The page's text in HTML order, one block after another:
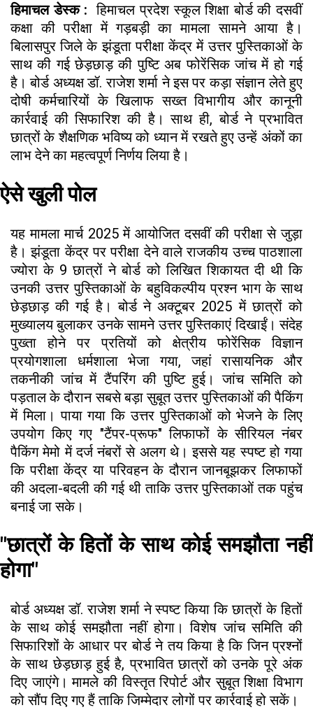
हिमाचल डेस्क : हिमाचल प्रदेश स्कूल शिक्षा बोर्ड की दसवीं
कक्षा की परीक्षा में गड़बड़ी का मामला सामने आया है।
बिलासपुर जिले के झंडूता परीक्षा केंद्र में उत्तर पुस्तिकाओं के
साथ की गई छेड़छाड़ की पुष्टि अब फोरेंसिक जांच में हो गई
है। बोर्ड अध्यक्ष डॉ. राजेश शर्मा ने इस पर कड़ा संज्ञान लेते हुए
दोषी कर्मचारियों के खिलाफ सख्त विभागीय और कानूनी
कार्रवाई की सिफारिश की है। साथ ही, बोर्ड ने प्रभावित
छात्रों के शैक्षणिक भविष्य को ध्यान में रखते हुए उन्हें अंकों का
लाभ देने का महत्वपूर्ण निर्णय लिया है।
ऐसे खुली पोल
यह मामला मार्च 2025 में आयोजित दसवीं की परीक्षा से जुड़ा
है। झंडूता केंद्र पर परीक्षा देने वाले राजकीय उच्च पाठशाला
ज्योरा के 9 छात्रों ने बोर्ड को लिखित शिकायत दी थी कि
उनकी उत्तर पुस्तिकाओं के बहुविकल्पीय प्रश्न भाग के साथ
छेड़छाड़ की गई है। बोर्ड ने अक्टूबर 2025 में छात्रों को
मुख्यालय बुलाकर उनके सामने उत्तर पुस्तिकाएं दिखाईं। संदेह
पुख्ता होने पर प्रतियों को क्षेत्रीय फोरेंसिक विज्ञान
प्रयोगशाला धर्मशाला भेजा गया, जहां रासायनिक और
तकनीकी जांच में टैंपरिंग की पुष्टि हुई। जांच समिति को
पड़ताल के दौरान सबसे बड़ा सुबूत उत्तर पुस्तिकाओं की पैकिंग
में मिला। पाया गया कि उत्तर पुस्तिकाओं को भेजने के लिए
उपयोग किए गए "टैंपर-प्रूफ" लिफाफों के सीरियल नंबर
पैकिंग मेमो में दर्ज नंबरों से अलग थे। इससे यह स्पष्ट हो गया
कि परीक्षा केंद्र या परिवहन के दौरान जानबूझकर लिफाफों
की अदला-बदली की गई थी ताकि उत्तर पुस्तिकाओं तक पहुंच
बनाई जा सके।
"छात्रों के हितों के साथ कोई समझौता नहीं
होगा"
बोर्ड अध्यक्ष डॉ. राजेश शर्मा ने स्पष्ट किया कि छात्रों के हितों
के साथ कोई समझौता नहीं होगा। विशेष जांच समिति की
सिफारिशों के आधार पर बोर्ड ने तय किया है कि जिन प्रश्नों
के साथ छेड़छाड़ हुई है, प्रभावित छात्रों को उनके पूरे अंक
दिए जाएंगे। मामले की विस्तृत रिपोर्ट और सुबूत शिक्षा विभाग
को सौंप दिए गए हैं ताकि जिम्मेदार लोगों पर कार्रवाई हो सकें।